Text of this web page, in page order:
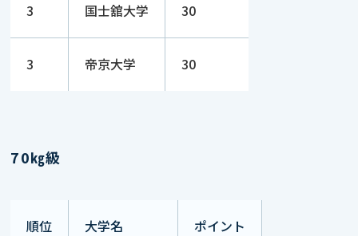
3 国士舘大学 30
3 帝京大学 30
70㎏級
順位 大学名 ポイント